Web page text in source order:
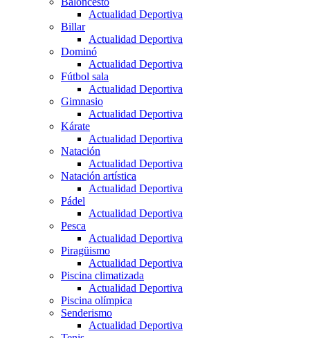
Actualidad Deportiva
Billar
Actualidad Deportiva
Dominó
Actualidad Deportiva
Fútbol sala
Actualidad Deportiva
Gimnasio
Actualidad Deportiva
Kárate
Actualidad Deportiva
Natación
Actualidad Deportiva
Natación artística
Actualidad Deportiva
Pádel
Actualidad Deportiva
Pesca
Actualidad Deportiva
Piragüismo
Actualidad Deportiva
Piscina climatizada
Actualidad Deportiva
Piscina olímpica
Senderismo
Actualidad Deportiva